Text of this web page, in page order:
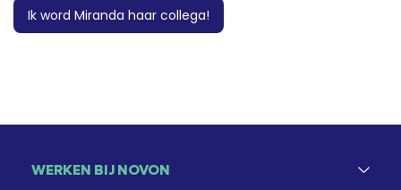
Ik word Miranda haar collega!
WERKEN BIJ NOVON